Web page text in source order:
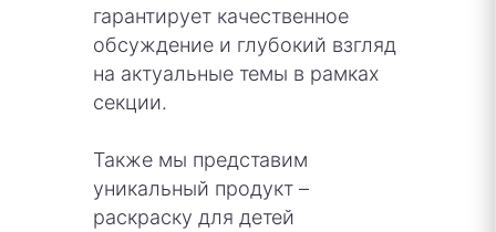
гарантирует качественное
обсуждение и глубокий взгляд
на актуальные темы в рамках
секции.
Также мы представим
уникальный продукт –
раскраску для детей